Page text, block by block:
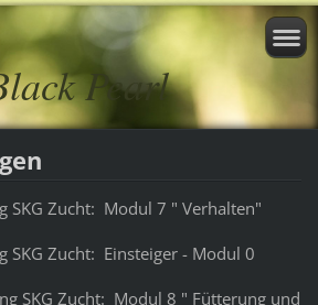
Pearl
SKG Zucht: Modul 7 " Verhalten"
SKG Zucht: Einsteiger - Modul 0
SKG Zucht: Modul 8 " Fütterung und